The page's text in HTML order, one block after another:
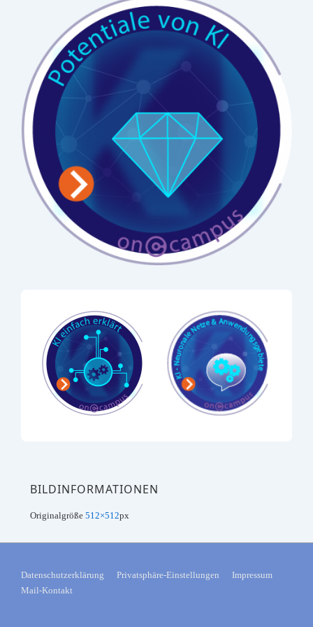
BILDINFORMATIONEN
Originalgröße 512×512px
FOOTER-
Datenschutzerklärung Privatsphäre-Einstellungen
Impressum
Mail-Kontakt